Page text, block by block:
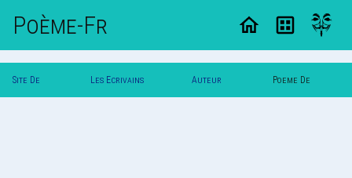
Poème-Fr
Site De Les Ecrivains Auteur Poeme De